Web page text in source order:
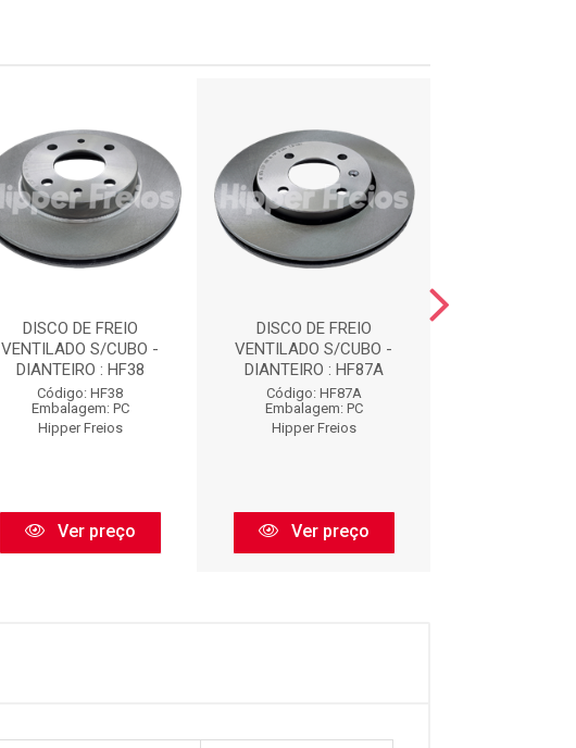
DISCO DE FREIO
VENTILADO S/CUBO -
DIANTEIRO : HF38
Código: HF38
Embalagem: PC
Hipper Freios
Ver preço
DISCO DE FREIO
VENTILADO S/CUBO -
DIANTEIRO : HF87A
Código: HF87A
Embalagem: PC
Hipper Freios
Ver preço